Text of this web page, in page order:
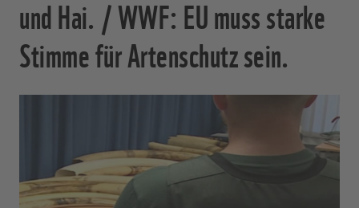
und Hai. / WWF: EU muss starke
Stimme für Artenschutz sein.